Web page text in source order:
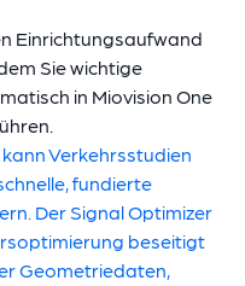
Einrichtungsaufwand
Sie wichtige
in Miovision One
Verkehrsstudien
fundierte
Der Signal Optimizer
beseitigt
Geometriedaten,